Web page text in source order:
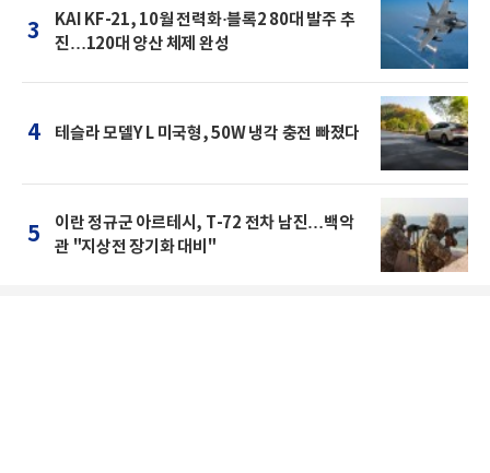
3
KAI KF-21, 10월 전력화·블록2 80대 발주 추
진…120대 양산 체제 완성
4 테슬라 모델Y L 미국형, 50W 냉각 충전 빠졌다
5
이란 정규군 아르테시, T-72 전차 남진…백악
관 "지상전 장기화 대비"